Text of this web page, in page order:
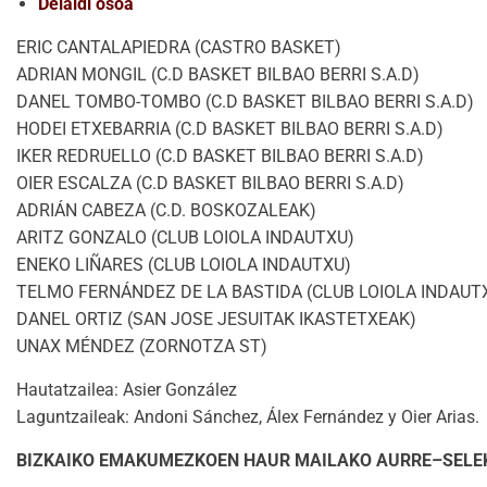
ERIC CANTALAPIEDRA (CASTRO BASKET)
ADRIAN MONGIL (C.D BASKET BILBAO BERRI S.A.D)
DANEL TOMBO-TOMBO (C.D BASKET BILBAO BERRI S.A.D)
HODEI ETXEBARRIA (C.D BASKET BILBAO BERRI S.A.D)
IKER REDRUELLO (C.D BASKET BILBAO BERRI S.A.D)
OIER ESCALZA (C.D BASKET BILBAO BERRI S.A.D)
ADRIÁN CABEZA (C.D. BOSKOZALEAK)
ARITZ GONZALO (CLUB LOIOLA INDAUTXU)
ENEKO LIÑARES (CLUB LOIOLA INDAUTXU)
TELMO FERNÁNDEZ DE LA BASTIDA (CLUB LOIOLA
DANEL ORTIZ (SAN JOSE JESUITAK IKASTETXEAK)
UNAX MÉNDEZ (ZORNOTZA ST)
Hautatzailea: Asier González
Laguntzaileak: Andoni Sánchez, Álex Fernández y Oier Arias.
BIZKAIKO EMAKUMEZKOEN HAUR MAILAKO